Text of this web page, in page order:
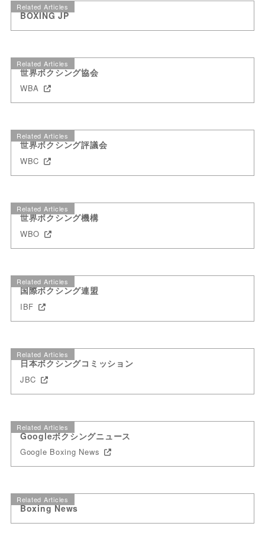
Related Articles
BOXING JP
Related Articles
世界ボクシング協会
WBA
Related Articles
世界ボクシング評議会
WBC
Related Articles
世界ボクシング機構
WBO
Related Articles
国際ボクシング連盟
IBF
Related Articles
日本ボクシングコミッション
JBC
Related Articles
Googleボクシングニュース
Google Boxing News
Related Articles
Boxing News